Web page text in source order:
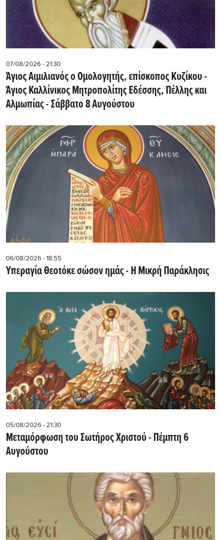
07/08/2026 - 21:30
Άγιος Αιμιλιανός ο Ομολογητής, επίσκοπος Κυζίκου -
Άγιος Καλλίνικος Μητροπολίτης Εδέσσης, Πέλλης και
Αλμωπίας - Σάββατο 8 Αυγούστου
06/08/2026 - 18:55
Υπεραγία Θεοτόκε σώσον ημάς - Η Μικρή Παράκλησις
05/08/2026 - 21:30
Μεταμόρφωση του Σωτήρος Χριστού - Πέμπτη 6
Αυγούστου